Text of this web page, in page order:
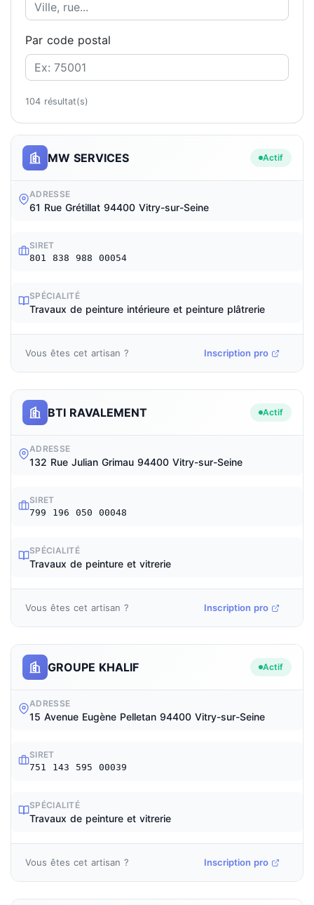
MW SERVICES Actif
ADRESSE
61 Rue Grétillat 94400 Vitry-sur-Seine
SIRET
801 838 988 00054
SPÉCIALITÉ
Travaux de peinture intérieure et peinture plâtrerie
Vous êtes cet artisan ? Inscription pro
BTI RAVALEMENT Actif
ADRESSE
132 Rue Julian Grimau 94400 Vitry-sur-Seine
SIRET
799 196 050 00048
SPÉCIALITÉ
Travaux de peinture et vitrerie
Vous êtes cet artisan ? Inscription pro
GROUPE KHALIF Actif
ADRESSE
15 Avenue Eugène Pelletan 94400 Vitry-sur-Seine
SIRET
751 143 595 00039
SPÉCIALITÉ
Travaux de peinture et vitrerie
Vous êtes cet artisan ? Inscription pro
Par code postal
104 résultat(s)